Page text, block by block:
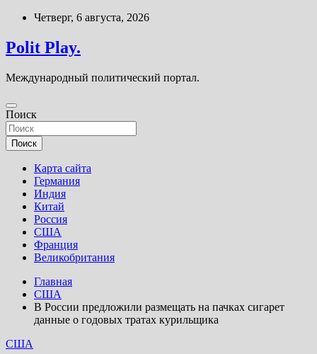
Перейти
содержимому
Четверг, 6 августа, 2026
Polit Play.
Международный политический портал.
Поиск
Поиск
Карта сайта
Германия
Индия
Китай
Россия
США
Франция
Великобритания
Главная
США
В России предложили размещать на пачках сигарет
данные о годовых тратах курильщика
США